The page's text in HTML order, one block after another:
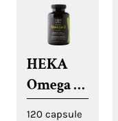
HEKA
Omega 3
vegane in
120 capsule